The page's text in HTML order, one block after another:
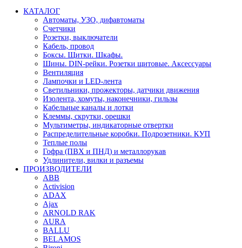
КАТАЛОГ
Автоматы, УЗО, дифавтоматы
Счетчики
Розетки, выключатели
Кабель, провод
Боксы. Щитки. Шкафы.
Шины. DIN-рейки. Розетки щитовые. Аксессуары
Вентиляция
Лампочки и LED-лента
Светильники, прожекторы, датчики движения
Изолента, хомуты, наконечники, гильзы
Кабельные каналы и лотки
Клеммы, скрутки, орешки
Мультиметры, индикаторные отвертки
Распределительные коробки. Подрозетники. КУП
Теплые полы
Гофра (ПВХ и ПНД) и металлорукав
Удлинители, вилки и разъемы
ПРОИЗВОДИТЕЛИ
ABB
Activision
ADAX
Ajax
ARNOLD RAK
AURA
BALLU
BELAMOS